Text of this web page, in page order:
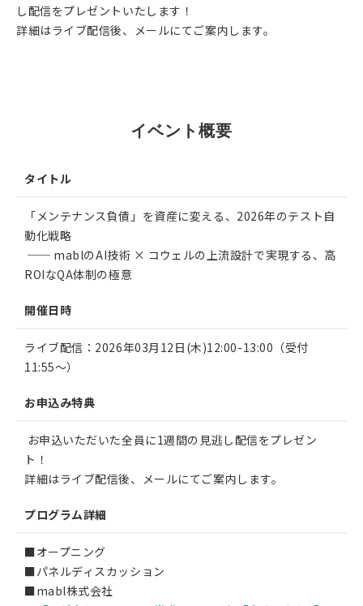
し配信をプレゼントいたします！
詳細はライブ配信後、メールにてご案内します。
イベント概要
タイトル
「メンテナンス負債」を資産に変える、2026年のテスト自
動化戦略
── mablのAI技術 × コウェルの上流設計で実現する、高
ROIなQA体制の極意
開催日時
ライブ配信：2026年03月12日(木)12:00-13:00（受付
11:55〜）
お申込み特典
お申込いただいた全員に1週間の見逃し配信をプレゼン
ト！
詳細はライブ配信後、メールにてご案内します。
プログラム詳細
■オープニング
■パネルディスカッション
■mabl株式会社